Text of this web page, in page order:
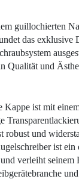
guillochierten
das
Qualität und
ist mit
und
ist ein
verleiht